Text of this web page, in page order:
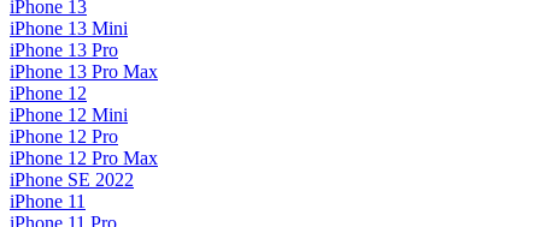
iPhone 13
iPhone 13 Mini
iPhone 13 Pro
iPhone 13 Pro Max
iPhone 12
iPhone 12 Mini
iPhone 12 Pro
iPhone 12 Pro Max
iPhone SE 2022
iPhone 11
iPhone 11 Pro